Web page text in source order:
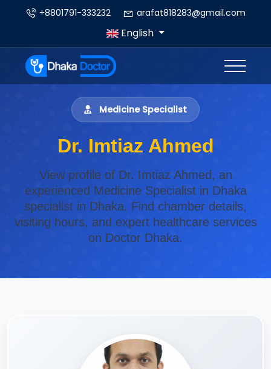
+8801791-333232 arafat818283@gmail.com
English
Medicine Specialist
Dr. Imtiaz Ahmed
View profile of Dr. Imtiaz Ahmed, an
experienced Medicine Specialist in Dhaka
specialist in Dhaka. Find chamber details,
visiting hours, and expert healthcare services
on Doctor Dhaka.